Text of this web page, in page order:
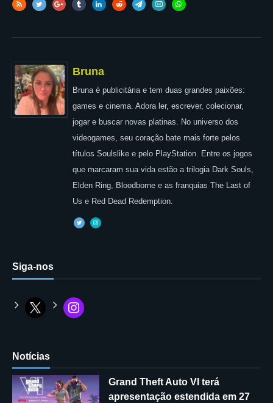
Bruna
Bruna é publicitária e tem duas grandes paixões:
games e cinema. Adora ler, escrever, colecionar,
jogar e buscar novas platinas. No universo dos
videogames, seu coração bate mais forte pelos
títulos Soulslike e pelo PlayStation. Entre os jogos
que marcaram sua vida estão a trilogia Dark Souls,
Elden Ring, Bloodborne e as franquias The Last of
Us e Red Dead Redemption.
Siga-nos
Notícias
Grand Theft Auto VI terá
apresentação estendida em 27